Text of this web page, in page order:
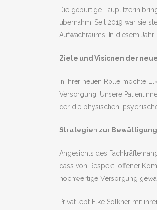
Die gebürtige Tauplitzerin
übernahm. Seit 2019 war sie
Aufwachraums. In diesem
Ziele und Visionen der
In ihrer neuen Rolle möchte
Versorgung. Unsere
der die physischen,
Strategien zur
Angesichts des
dass von Respekt, offener
hochwertige Versorgung
Privat lebt Elke Sölkner mit